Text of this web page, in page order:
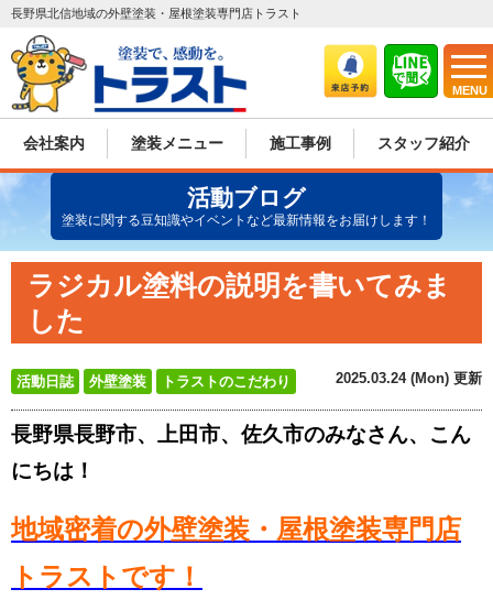
MENU
長野県北信地域の外壁塗装・屋根塗装専門店トラスト
会社案内 塗装メニュー 施工事例 スタッフ紹介
活動ブログ
塗装に関する豆知識やイベントなど最新情報をお届けします！
ラジカル塗料の説明を書いてみま
した
活動日誌 外壁塗装 トラストのこだわり 2025.03.24 (Mon) 更新
長野県長野市、上田市、佐久市のみなさん、こん
にちは！
地域密着の外壁塗装・屋根塗装専門店
トラストです！